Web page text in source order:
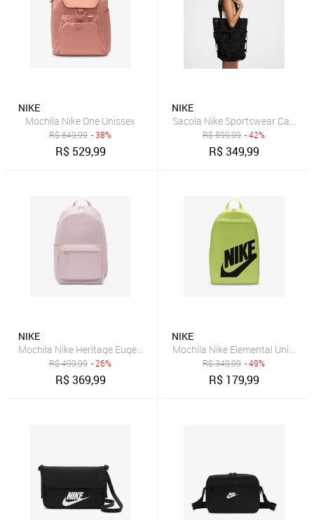
NIKE
Mochila Nike One Unissex
R$849,99 - 38%
R$ 529,99
NIKE
Sacola Nike Sportswear Cargo
R$599,99 - 42%
R$349,99
NIKE
Mochila Nike Heritage Eugene Unissex
R$499,99 - 26%
R$369,99
NIKE
Mochila Nike Elemental Unissex
R$349,99 - 49%
R$ 179,99